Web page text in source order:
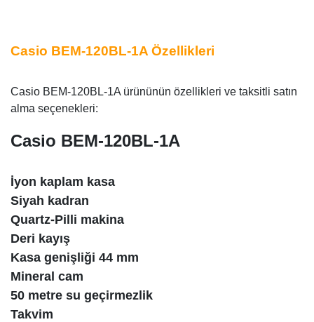
Casio BEM-120BL-1A Özellikleri
Casio BEM-120BL-1A ürününün özellikleri ve taksitli satın
alma seçenekleri:
Casio BEM-120BL-1A
İyon kaplam kasa
Siyah kadran
Quartz-Pilli makina
Deri kayış
Kasa genişliği 44 mm
Mineral cam
50 metre su geçirmezlik
Takvim